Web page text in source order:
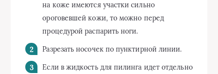
на коже имеются участки сильно
ороговевшей кожи, то можно перед
процедурой распарить ноги.
Разрезать носочек по пунктирной линии.
Если в жидкость для пилинга идет отдельно